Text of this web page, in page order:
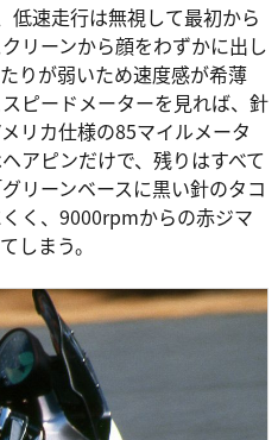
低速走行は無視して最初から
リーンから顔をわずかに出し
りが弱いため速度感が希薄
ピードメーターを見れば、針
リカ仕様の85マイルメータ
アピンだけで、残りはすべて
リーンベースに黒い針のタコ
く、9000rpmからの赤ジマ
しまう。